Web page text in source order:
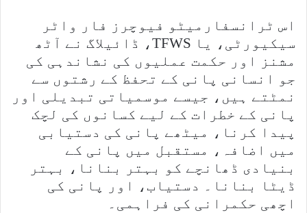
اس ٹرانسفارمیٹو فیوچرز فار واٹر
سیکیورٹی، یا TFWS، ڈائیلاگ نے آٹھ
مشنز اور حکمت عملیوں کی نشاندہی کی
جو انسانی پانی کے تحفظ کے رشتوں سے
نمٹتے ہیں، جیسے موسمیاتی تبدیلی اور
پانی کے خطرات کے لیے کسانوں کی لچک
پیدا کرنا، میٹھے پانی کی دستیابی
میں اضافہ، مستقبل میں پانی کے
بنیادی ڈھانچے کو بہتر بنانا، بہتر
ڈیٹا بنانا۔ دستیاب، اور پانی کی
اچھی حکمرانی کی فراہمی۔